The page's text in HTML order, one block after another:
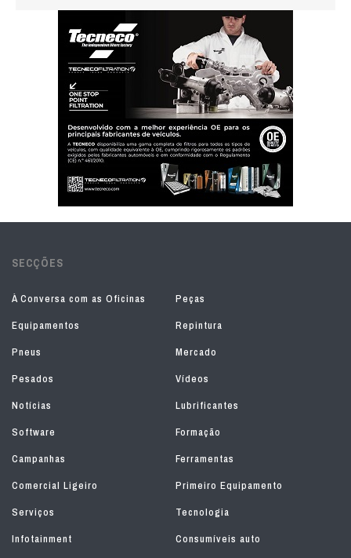
SECÇÕES
À Conversa com as Oficinas
Peças
Equipamentos
Repintura
Pneus
Mercado
Pesados
Vídeos
Notícias
Lubrificantes
Software
Formação
Campanhas
Ferramentas
Comercial Ligeiro
Primeiro Equipamento
Serviços
Tecnologia
Infotainment
Consumíveis auto